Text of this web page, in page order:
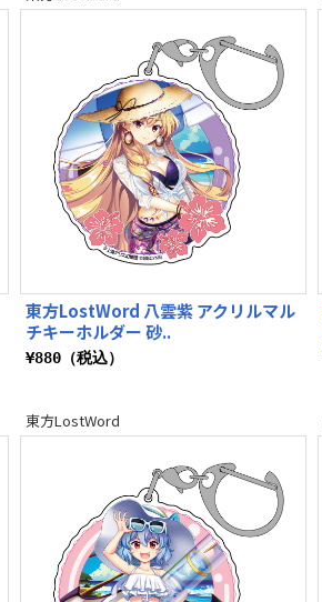
東方LostWord 八雲紫 アクリルマル
チキーホルダー 砂..
¥880（税込）
東方LostWord